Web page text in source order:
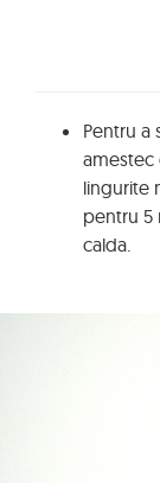
Pentru a
amestec
lingurite
pentru 5
calda.